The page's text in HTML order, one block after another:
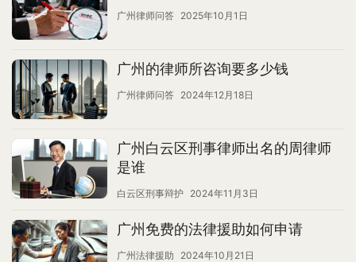
广州律师问答 2025年10月1日
广州的律师所咨询要多少钱
广州律师问答 2024年12月18日
广州白云区刑事律师出名的周律师
是谁
白云区刑事辩护 2024年11月3日
广州免费的法律援助如何申请
广州法律援助 2024年10月21日